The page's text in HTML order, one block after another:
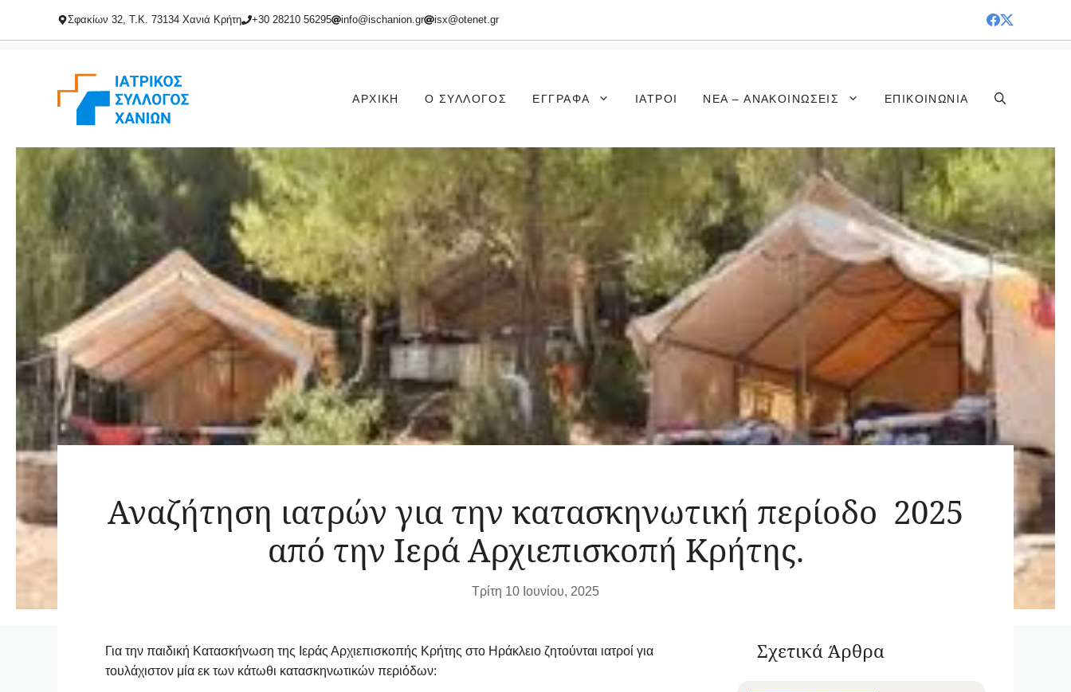
Σφακίων 32, Τ.Κ. 73134 Χανιά Κρήτη +30 28210 56295 info@ischanion.gr isx@otenet.gr
ΑΡΧΙΚΉ Ο ΣΎΛΛΟΓΟΣ ΈΓΓΡΑΦΑ ΙΑΤΡΟΊ ΝΈΑ – ΑΝΑΚΟΙΝΏΣΕΙΣ ΕΠΙΚΟΙΝΩΝΊΑ
Αναζήτηση ιατρών για την κατασκηνωτική περίοδο 2025
από την Ιερά Αρχιεπισκοπή Κρήτης.
Τρίτη 10 Ιουνίου, 2025
Για την παιδική Κατασκήνωση της Ιεράς Αρχιεπισκοπής Κρήτης στο Ηράκλειο ζητούνται ιατροί για
τουλάχιστον μία εκ των κάτωθι κατασκηνωτικών περιόδων:
Σχετικά Άρθρα